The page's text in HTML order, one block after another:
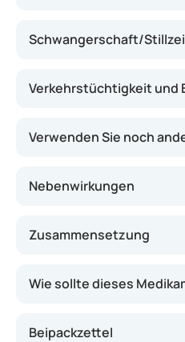
Schwangerschaft/
Verkehrstüchtigkeit und
Verwenden Sie noch
Nebenwirkungen
Zusammensetzung
Wie sollte dieses
Beipackzettel